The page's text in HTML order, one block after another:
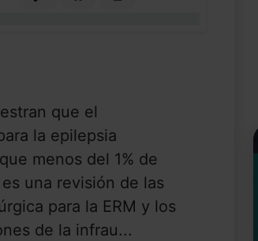
que el
la epilepsia
menos del 1% de
una revisión de las
para la ERM y los
de la infrau...